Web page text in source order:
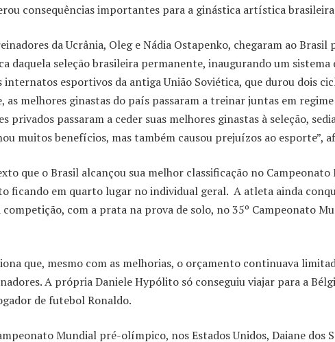
consequências importantes para a ginástica artística
da Ucrânia, Oleg e Nádia Ostapenko, chegaram ao Brasil
daquela seleção brasileira permanente, inaugurando um
internatos esportivos da antiga União Soviética, que durou dois
as melhores ginastas do país passaram a treinar juntas em
privados passaram a ceder suas melhores ginastas à seleção,
muitos benefícios, mas também causou prejuízos ao esporte”,
que o Brasil alcançou sua melhor classificação no
ficando em quarto lugar no individual geral. A atleta ainda
competição, com a prata na prova de solo, no35º Campeonato
que, mesmo com as melhorias, o orçamento continuava
A própria Daniele Hypólito só conseguiu viajar para a
de futebol Ronaldo.
Mundial pré-olímpico, nos Estados Unidos, Daiane dos